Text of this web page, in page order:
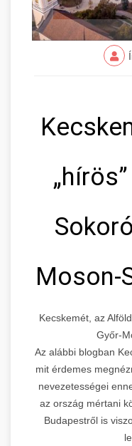
Moson-
Kecskemét, az
Győr-
Az alábbi blogban
mit érdemes
nevezetességei
az ország mértani
Budapestről is